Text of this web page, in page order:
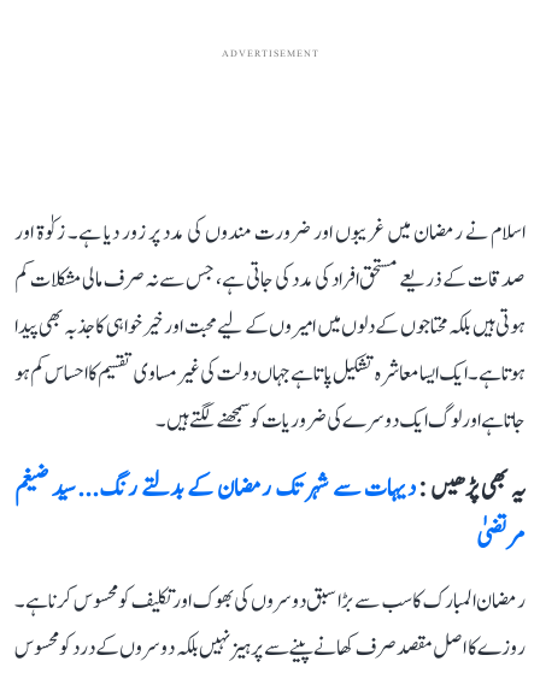
ADVERTISEMENT
اسلام نے رمضان میں غریبوں اور ضرورت مندوں کی مدد پر زور دیا ہے۔ زکوٰۃ اور
صدقات کے ذریعے مستحق افراد کی مدد کی جاتی ہے، جس سے نہ صرف مالی مشکلات کم
ہوتی ہیں بلکہ محتاجوں کے دلوں میں امیروں کے لیے محبت اور خیر خواہی کا جذبہ بھی پیدا
ہوتا ہے۔ ایک ایسا معاشرہ تشکیل پاتا ہے جہاں دولت کی غیر مساوی تقسیم کا احساس کم ہو
جاتا ہے اور لوگ ایک دوسرے کی ضروریات کو سمجھنے لگتے ہیں۔
یہ بھی پڑھیں :دیہات سے شہر تک رمضان کے بدلتے رنگ... سید ضیغم
مرتضیٰ
رمضان المبارک کا سب سے بڑا سبق دوسروں کی بھوک اور تکلیف کو محسوس کرنا ہے۔
روزے کا اصل مقصد صرف کھانے پینے سے پرہیز نہیں بلکہ دوسروں کے درد کو محسوس